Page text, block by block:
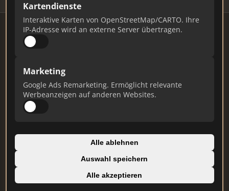
Kartendienste
Interaktive Karten von OpenStreetMap/CARTO. Ihre
IP-Adresse wird an externe Server übertragen.
Marketing
Google Ads Remarketing. Ermöglicht relevante
Werbeanzeigen auf anderen Websites.
Alle ablehnen
Auswahl speichern
Alle akzeptieren
# MAKLER / FIRMA
1 immobilienscout24.de
Immobilienplattform
861
AVIV Germany GmbH
immowelt.de Immobilienplattform